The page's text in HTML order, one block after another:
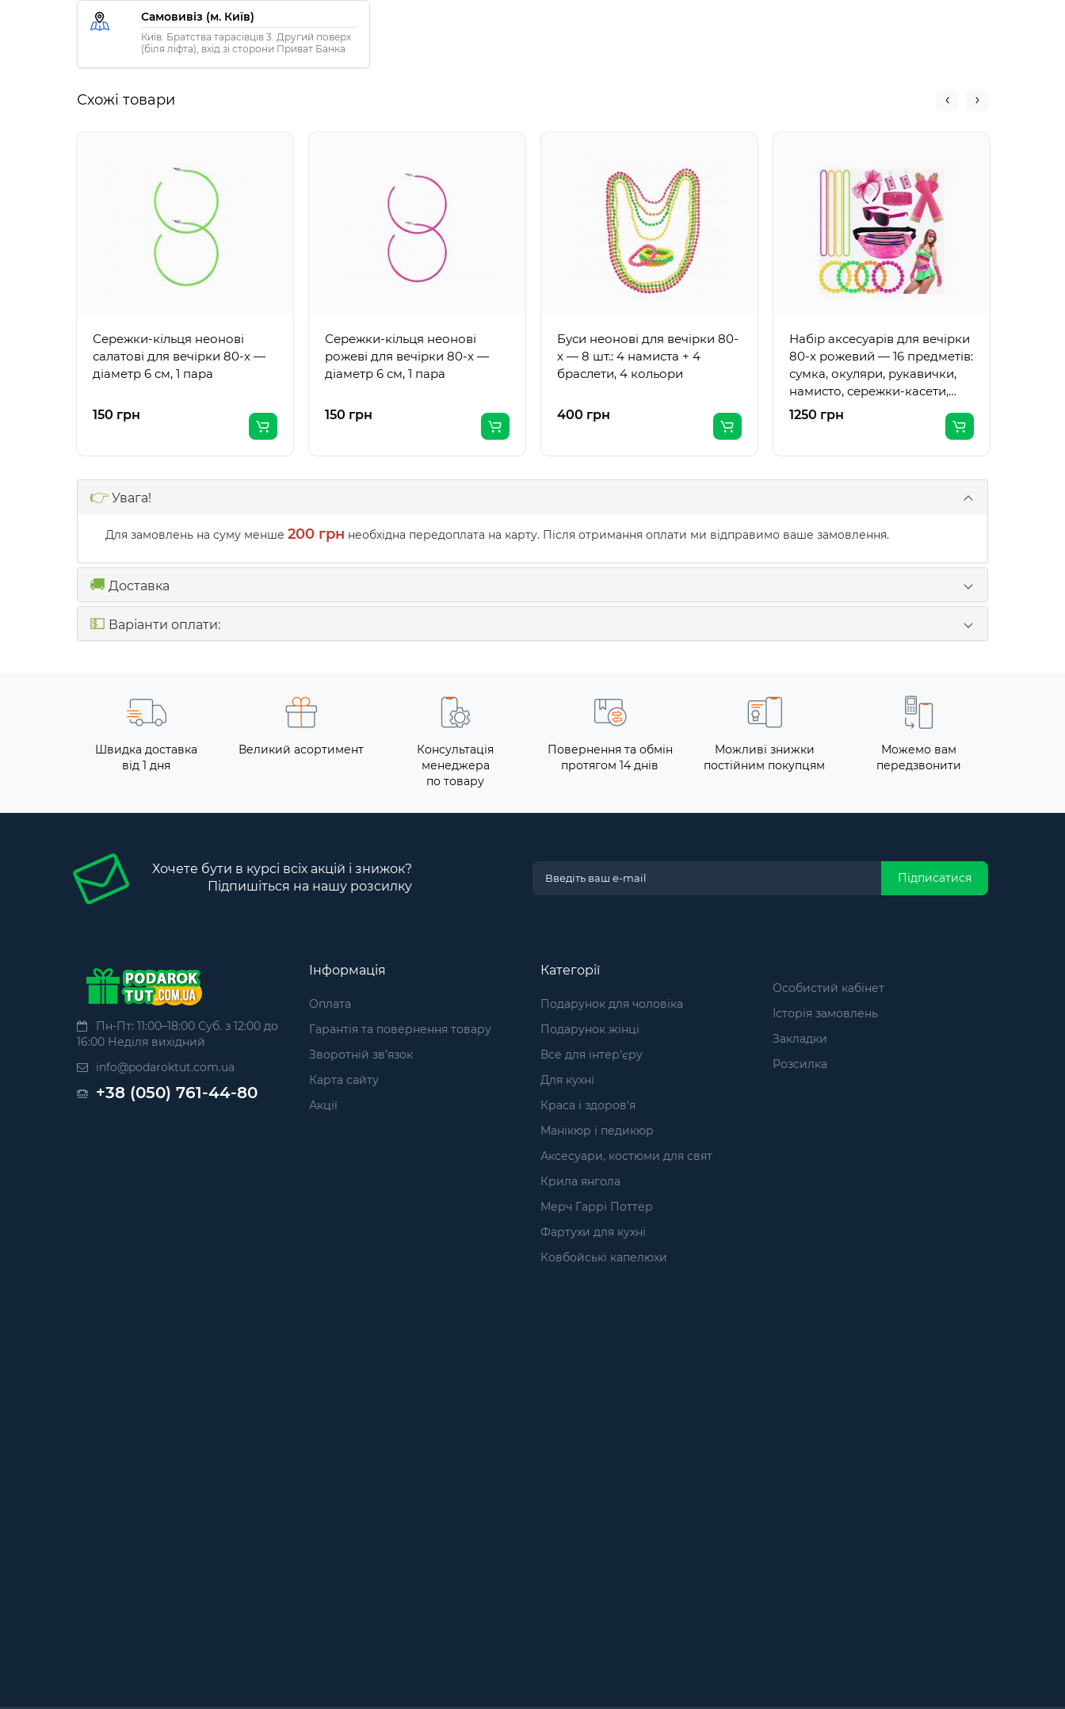
Самовивіз (м. Київ)
Київ. Братства тарасівців 3. Другий поверх
(біля ліфта), вхід зі сторони Приват Банка
Схожі товари
Сережки-кільця неонові
салатові для вечірки 80-х —
діаметр 6 см, 1 пара
150 грн
Сережки-кільця неонові
рожеві для вечірки 80-х —
діаметр 6 см, 1 пара
150 грн
Буси неонові для вечірки 80-
х — 8 шт.: 4 намиста + 4
браслети, 4 кольори
400 грн
Набір аксесуарів для вечірки
80-х рожевий — 16 предметів:
сумка, окуляри, рукавички,
намисто, сережки-касети,
обідок
1250 грн
👉 Увага!
Для замовлень на суму менше 200 грн необхідна передоплата на карту. Після отримання оплати ми відправимо ваше замовлення.
🚚 Доставка
💵 Варіанти оплати:
Швидка доставка
від 1 дня
Великий асортимент
Консультація
менеджера
по товару
Повернення та обмін
протягом 14 днів
Можливі знижки
постійним покупцям
Можемо вам
передзвонити
Хочете бути в курсі всіх акцій і знижок?
Підпишіться на нашу розсилку
Підписатися
Пн-Пт: 11:00–18:00 Суб. з 12:00 до
16:00 Неділя вихідний
info@podaroktut.com.ua
+38 (050) 761-44-80
Інформація
Оплата
Гарантія та повернення товару
Зворотній зв’язок
Карта сайту
Акції
Категорії
Подарунок для чоловіка
Подарунок жінці
Все для інтер'єру
Для кухні
Краса і здоров'я
Манікюр і педикюр
Аксесуари, костюми для свят
Крила янгола
Мерч Гаррі Поттер
Фартухи для кухні
Ковбойські капелюхи
Особистий кабінет
Історія замовлень
Закладки
Розсилка